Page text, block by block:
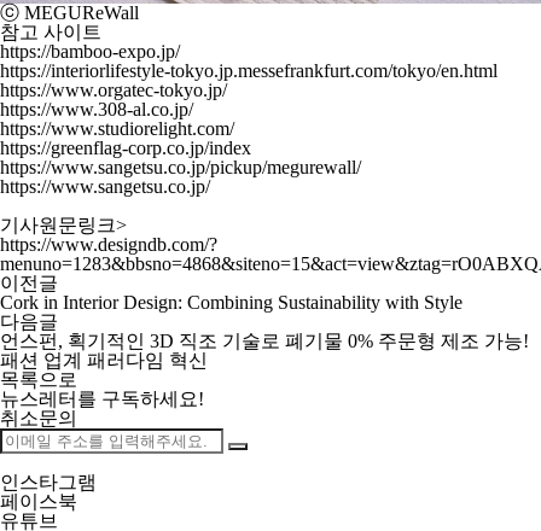
ⓒ MEGUReWall
참고 사이트
https://bamboo-expo.jp/
https://interiorlifestyle-tokyo.jp.messefrankfurt.com/tokyo/en.html
https://www.orgatec-tokyo.jp/
https://www.308-al.co.jp/
https://www.studiorelight.com/
https://greenflag-corp.co.jp/index
https://www.sangetsu.co.jp/pickup/megurewall/
https://www.sangetsu.co.jp/
기사원문링크>
https://www.designdb.com/?
이전글
Cork in Interior Design: Combining Sustainability with Style
다음글
언스펀, 획기적인 3D 직조 기술로 폐기물 0% 주문형 제조 가능!
패션 업계 패러다임 혁신
목록으로
뉴스레터를 구독하세요!
취소문의
인스타그램
페이스북
유튜브